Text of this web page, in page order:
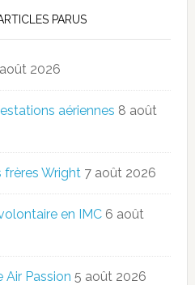
PARUS
2026
aériennes 8 août
frères Wright 7 août 2026
en IMC 6 août
Air Passion 5 août 2026